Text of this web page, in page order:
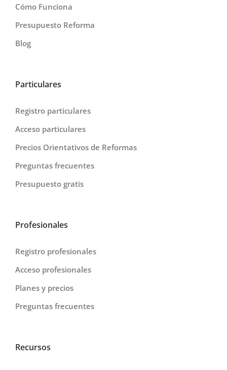
Cómo Funciona
Presupuesto Reforma
Blog
Particulares
Registro particulares
Acceso particulares
Precios Orientativos de Reformas
Preguntas frecuentes
Presupuesto gratis
Profesionales
Registro profesionales
Acceso profesionales
Planes y precios
Preguntas frecuentes
Recursos